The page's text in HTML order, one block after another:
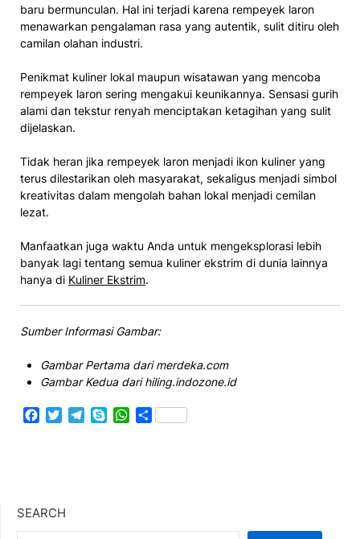
baru bermunculan. Hal ini terjadi karena rempeyek laron
menawarkan pengalaman rasa yang autentik, sulit ditiru oleh
camilan olahan industri.
Penikmat kuliner lokal maupun wisatawan yang mencoba
rempeyek laron sering mengakui keunikannya. Sensasi gurih
alami dan tekstur renyah menciptakan ketagihan yang sulit
dijelaskan.
Tidak heran jika rempeyek laron menjadi ikon kuliner yang
terus dilestarikan oleh masyarakat, sekaligus menjadi simbol
kreativitas dalam mengolah bahan lokal menjadi cemilan
lezat.
Manfaatkan juga waktu Anda untuk mengeksplorasi lebih
banyak lagi tentang semua kuliner ekstrim di dunia lainnya
hanya di Kuliner Ekstrim.
Sumber Informasi Gambar:
Gambar Pertama dari merdeka.com
Gambar Kedua dari hiling.indozone.id
Facebook
TwitterTelegram
SkypeWhatsApp
Share
SEARCH